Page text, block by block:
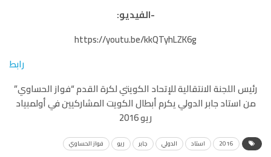
-الفيديو:
https://youtu.be/kkQTyhLZK6g
رابط
رئيس اللجنة الانتقالية للإتحاد الكويتي لكرة القدم “فواز الحساوي”
من استاد جابر الدولي يكرم أبطال الكويت المشاركيين في أولمبياد
ريو 2016
2016 استاد الدولي جابر ريو فواز الحساوي